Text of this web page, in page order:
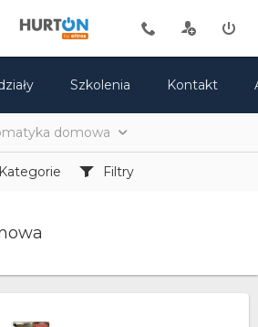
Szkolenia Kontakt
domowa
Kategorie Filtry